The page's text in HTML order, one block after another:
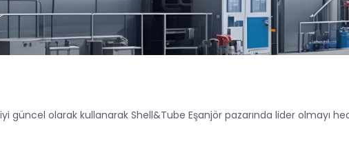
güncel olarak kullanarak Shell&Tube Eşanjör pazarında lider olmayı